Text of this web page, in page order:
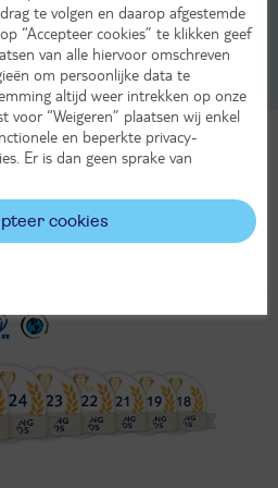
te volgen en daarop afgestemde
“Accepteer cookies” te klikken geef
van alle hiervoor omschreven
om persoonlijke data te
altijd weer intrekken op onze
voor “Weigeren” plaatsen wij enkel
en beperkte privacy-
Er is dan geen sprake van
cookies